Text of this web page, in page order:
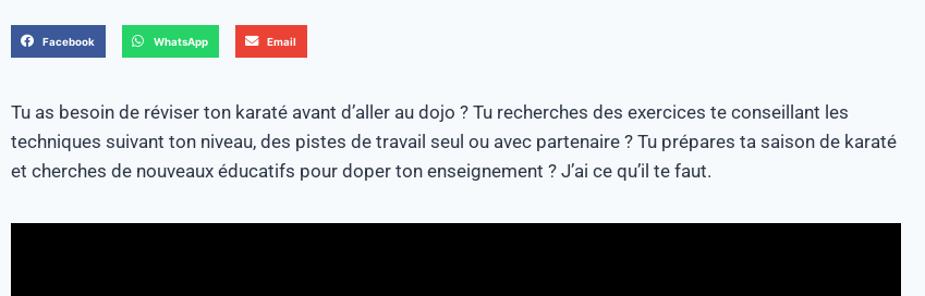
Facebook WhatsApp Email
Tu as besoin de réviser ton karaté avant d’aller au dojo ? Tu recherches des exercices te conseillant les
techniques suivant ton niveau, des pistes de travail seul ou avec partenaire ? Tu prépares ta saison de karaté
et cherches de nouveaux éducatifs pour doper ton enseignement ? J’ai ce qu’il te faut.